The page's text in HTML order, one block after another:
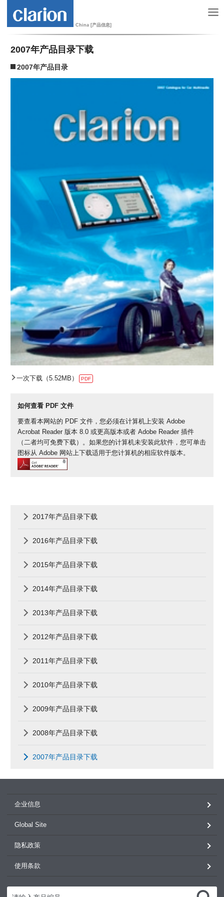
China [产品信息]
2007年产品目录下载
2007年产品目录
一次下载（5.52MB） PDF
如何查看 PDF 文件
要查看本网站的 PDF 文件，您必须在计算机上安装 Adobe
Acrobat Reader 版本 8.0 或更高版本或者 Adobe Reader 插件
（二者均可免费下载）。如果您的计算机未安装此软件，您可单击
图标从 Adobe 网站上下载适用于您计算机的相应软件版本。
2017年产品目录下载
2016年产品目录下载
2015年产品目录下载
2014年产品目录下载
2013年产品目录下载
2012年产品目录下载
2011年产品目录下载
2010年产品目录下载
2009年产品目录下载
2008年产品目录下载
2007年产品目录下载
企业信息
Global Site
隐私政策
使用条款